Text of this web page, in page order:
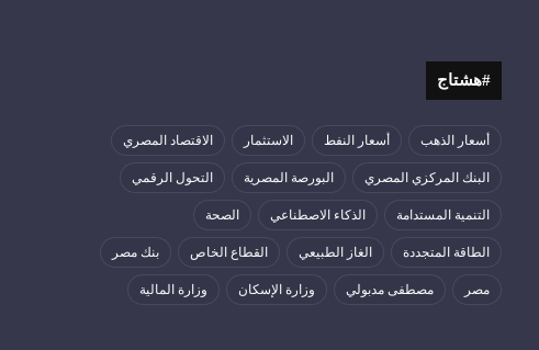
#هشتاج
أسعار الذهب أسعار النفط الاستثمار الاقتصاد المصري
البنك المركزي المصري البورصة المصرية التحول الرقمي
التنمية المستدامة الذكاء الاصطناعي الصحة
الطاقة المتجددة الغاز الطبيعي القطاع الخاص بنك مصر
مصر مصطفى مدبولي وزارة الإسكان وزارة المالية